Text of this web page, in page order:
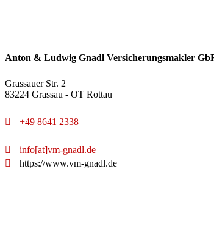
Anton & Ludwig Gnadl Versicherungsmakler
Grassauer Str. 2
83224 Grassau - OT Rottau
+49 8641 2338
info[at]vm-gnadl.de
https://www.vm-gnadl.de